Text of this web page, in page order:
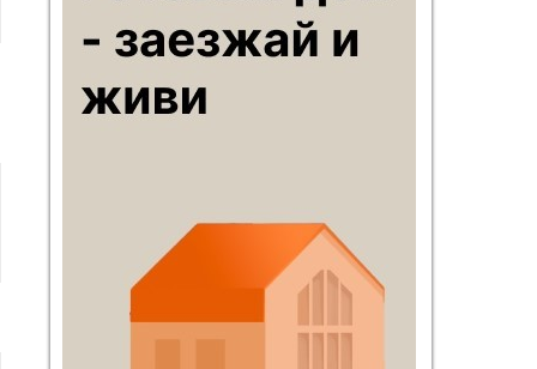
по трассе Дон, далее по хорошей
асфальтированной дороге; общественным
направления до станции Шульгино (в 2 км от
посёлка).